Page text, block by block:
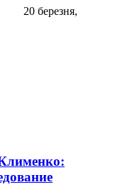
20 березня,